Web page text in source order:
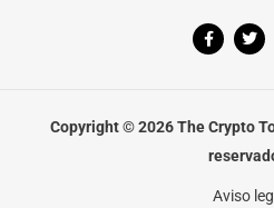
F
a
o
-
T
w
r
Copyright © 2026 The Crypto
Aviso